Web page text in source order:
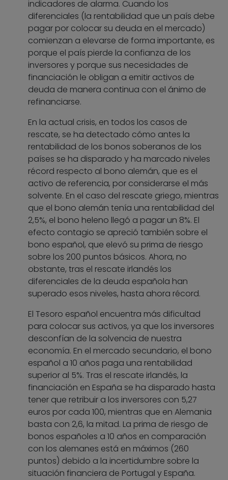
indicadores de alarma. Cuando los
diferenciales (la rentabilidad que un país debe
pagar por colocar su deuda en el mercado)
comienzan a elevarse de forma importante, es
porque el país pierde la confianza de los
inversores y porque sus necesidades de
financiación le obligan a emitir activos de
deuda de manera continua con el ánimo de
refinanciarse.
En la actual crisis, en todos los casos de
rescate, se ha detectado cómo antes la
rentabilidad de los bonos soberanos de los
países se ha disparado y ha marcado niveles
récord respecto al bono alemán, que es el
activo de referencia, por considerarse el más
solvente. En el caso del rescate griego, mientras
que el bono alemán tenía una rentabilidad del
2,5%, el bono heleno llegó a pagar un 8%. El
efecto contagio se apreció también sobre el
bono español, que elevó su prima de riesgo
sobre los 200 puntos básicos. Ahora, no
obstante, tras el rescate irlandés los
diferenciales de la deuda española han
superado esos niveles, hasta ahora récord.
El Tesoro español encuentra más dificultad
para colocar sus activos, ya que los inversores
desconfían de la solvencia de nuestra
economía. En el mercado secundario, el bono
español a 10 años paga una rentabilidad
superior al 5%. Tras el rescate irlandés, la
financiación en España se ha disparado hasta
tener que retribuir a los inversores con 5,27
euros por cada 100, mientras que en Alemania
basta con 2,6, la mitad. La prima de riesgo de
bonos españoles a 10 años en comparación
con los alemanes está en máximos (260
puntos) debido a la incertidumbre sobre la
situación financiera de Portugal y España.